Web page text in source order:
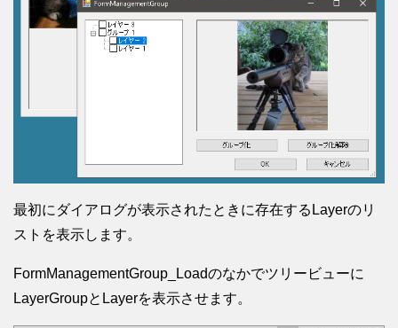
最初にダイアログが表示されたときに存在するLayerのリ
ストを表示します。
FormManagementGroup_Loadのなかでツリービューに
LayerGroupとLayerを表示させます。